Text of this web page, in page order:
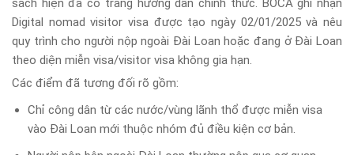
sách hiện đã có trang hướng dẫn chính thức. BOCA ghi nhận
Digital nomad visitor visa được tạo ngày 02/01/2025 và nêu
quy trình cho người nộp ngoài Đài Loan hoặc đang ở Đài Loan
theo diện miễn visa/visitor visa không gia hạn.
Các điểm đã tương đối rõ gồm:
Chỉ công dân từ các nước/vùng lãnh thổ được miễn visa
vào Đài Loan mới thuộc nhóm đủ điều kiện cơ bản.